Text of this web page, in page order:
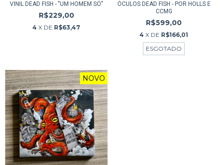
VINIL DEAD FISH - "UM HOMEM SÓ"
R$229,00
4 X DE R$63,47
ÓCULOS DEAD FISH - POR HOLLS E
CCMG
R$599,00
4 X DE R$166,01
ESGOTADO
NOVO